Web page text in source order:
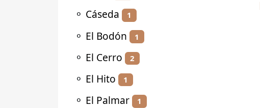
⚬ Cáseda 1
⚬ El Bodón 1
⚬ El Cerro 2
⚬ El Hito 1
⚬ El Palmar 1